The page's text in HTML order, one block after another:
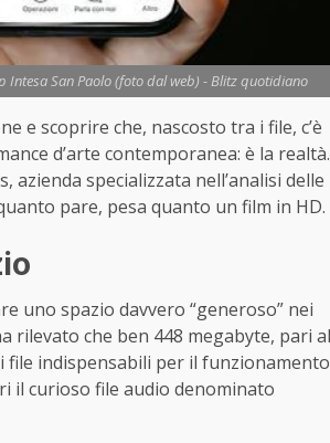
San Paolo (foto dal web) - Blitz quotidiano
e scoprire che, nascosto tra i file, c’è
d’arte contemporanea: è la realtà.
specializzata nell’analisi delle
pare, pesa quanto un film in HD.
uno spazio davvero “generoso” nei
rilevato che ben 448 megabyte, pari al
file indispensabili per il funzionamento
il curioso file audio denominato